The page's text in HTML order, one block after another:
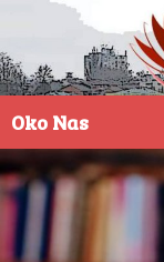
Oko Nas
NA
SADRŽAJ